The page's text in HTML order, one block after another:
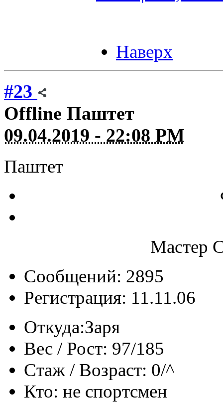
Наверх
#23
Offline Паштет
09.04.2019 - 22:08 PM
Паштет
Мастер
Сообщений: 2895
Регистрация: 11.11.06
Откуда:Заря
Вес / Рост: 97/185
Стаж / Возраст: 0/^
Кто: не спортсмен